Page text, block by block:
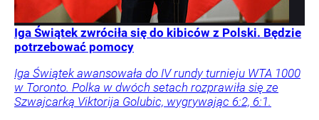
Iga Świątek zwróciła się do kibiców z Polski. Będzie
potrzebować pomocy
Iga Świątek awansowała do IV rundy turnieju WTA 1000
w Toronto. Polka w dwóch setach rozprawiła się ze
Szwajcarką Viktorija Golubic, wygrywając 6:2, 6:1.